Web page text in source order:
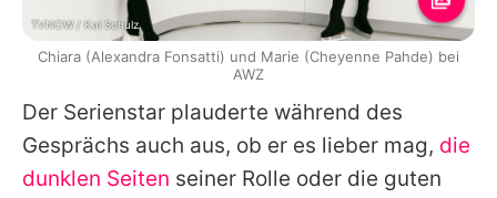
Der Serienstar plauderte während des
Gesprächs auch aus, ob er es lieber mag, die
dunklen Seiten seiner Rolle oder die guten
TVNOW / Kai Schulz
Chiara (Alexandra Fonsatti) und Marie (Cheyenne Pahde) bei
AWZ